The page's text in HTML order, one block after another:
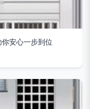
安心一步到位